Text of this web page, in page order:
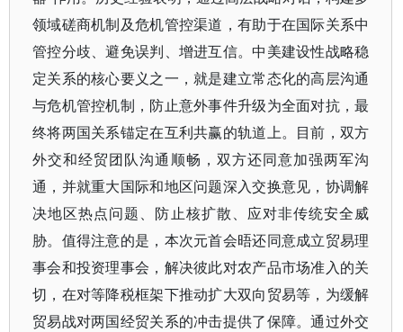
领域磋商机制及危机管控渠道，有助于在国际关系中
管控分歧、避免误判、增进互信。中美建设性战略稳
定关系的核心要义之一，就是建立常态化的高层沟通
与危机管控机制，防止意外事件升级为全面对抗，最
终将两国关系锚定在互利共赢的轨道上。目前，双方
外交和经贸团队沟通顺畅，双方还同意加强两军沟
通，并就重大国际和地区问题深入交换意见，协调解
决地区热点问题、防止核扩散、应对非传统安全威
胁。值得注意的是，本次元首会晤还同意成立贸易理
事会和投资理事会，解决彼此对农产品市场准入的关
切，在对等降税框架下推动扩大双向贸易等，为缓解
贸易战对两国经贸关系的冲击提供了保障。通过外交